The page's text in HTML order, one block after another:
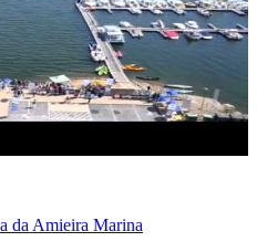
da Amieira Marina